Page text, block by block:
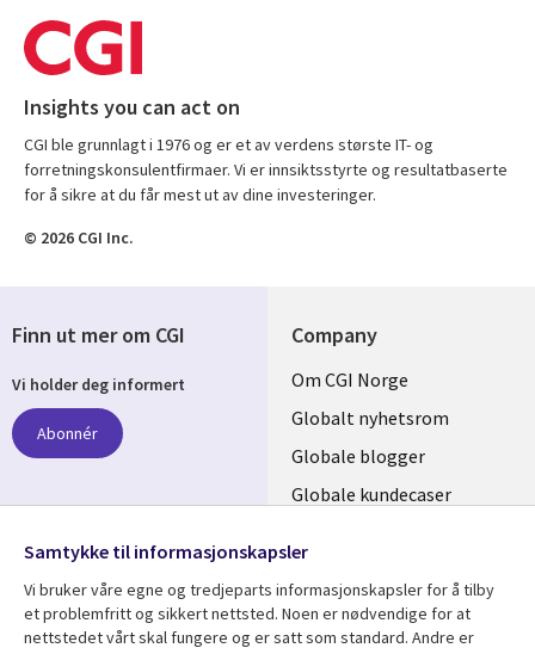
Insights you can act on
CGI ble grunnlagt i 1976 og er et av verdens største IT- og
forretningskonsulentfirmaer. Vi er innsiktsstyrte og resultatbaserte
for å sikre at du får mest ut av dine investeringer.
© 2026 CGI Inc.
Company
Useful
links
NORWAY
Om CGI Norge
Globalt nyhetsrom
Globale blogger
Globale kundecaser
Finn ut mer om CGI
Vi holder deg informert
Abonnér
følg oss
Social
Media
NORWAY
Samtykke til informasjonskapsler
Vi bruker våre egne og tredjeparts informasjonskapsler for å tilby
et problemfritt og sikkert nettsted. Noen er nødvendige for at
nettstedet vårt skal fungere og er satt som standard. Andre er